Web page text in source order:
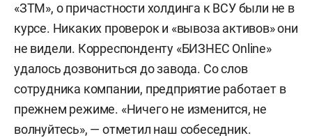
«ЗТМ», о причастности холдинга к ВСУ были не в
курсе. Никаких проверок и «вывоза активов» они
не видели. Корреспонденту «БИЗНЕС Online»
удалось дозвониться до завода. Со слов
сотрудника компании, предприятие работает в
прежнем режиме. «Ничего не изменится, не
волнуйтесь», — отметил наш собеседник.